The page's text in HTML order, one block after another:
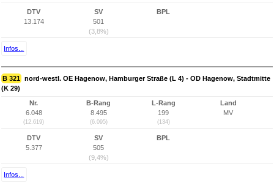
DTV
13.174
SV
501
(3,8%)
BPL
Infos...
B 321 nord-westl. OE Hagenow, Hamburger Straße (L 4) - OD Hagenow, Stadtmitte
(K 29)
Nr.
6.048
(12.619)
B-Rang
8.495
(6.095)
L-Rang
199
(134)
Land
MV
DTV
5.377
SV
505
(9,4%)
BPL
Infos...